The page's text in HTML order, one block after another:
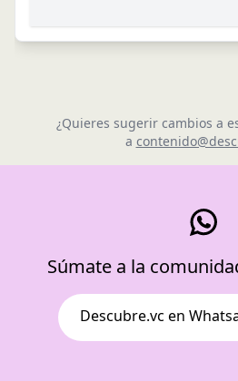
¿Quieres sugerir cambios a
a
Súmate a la
Descubre.vc en